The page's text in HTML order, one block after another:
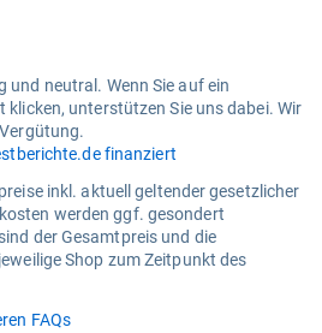
und neutral. Wenn Sie auf ein
klicken, unterstützen Sie uns dabei. Wir
finanziert
inkl. aktuell geltender gesetzlicher
werden ggf. gesondert
der Gesamtpreis und die
Shop zum Zeitpunkt des
FAQs